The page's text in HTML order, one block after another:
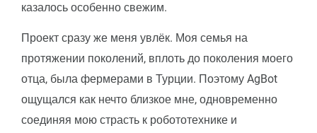
казалось особенно свежим.
Проект сразу же меня увлёк. Моя семья на
протяжении поколений, вплоть до поколения моего
отца, была фермерами в Турции. Поэтому AgBot
ощущался как нечто близкое мне, одновременно
соединяя мою страсть к робототехнике и